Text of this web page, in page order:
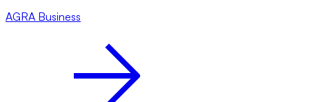
AGRA Business